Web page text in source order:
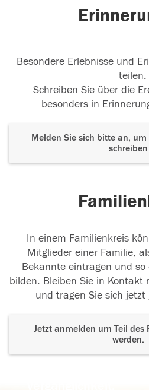
Besondere Erlebnisse und
teilen.
Schreiben Sie über die
besonders in
Melden Sie sich bitte an,
schreiben
In einem Familienkreis
Mitglieder einer Familie,
Bekannte eintragen und so
bilden. Bleiben Sie in Kontakt
und tragen Sie sich
Jetzt anmelden um Teil des
werden.